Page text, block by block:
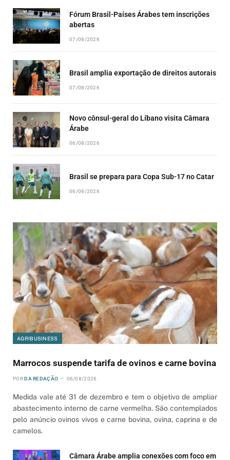
Fórum Brasil-Países Árabes tem inscrições
abertas
07/08/2026
Brasil amplia exportação de direitos autorais
07/08/2026
Novo cônsul-geral do Líbano visita Câmara
Árabe
06/08/2026
Brasil se prepara para Copa Sub-17 no Catar
06/08/2026
AGRIBUSINESS
Marrocos suspende tarifa de ovinos e carne bovina
POR DA REDAÇÃO 06/08/2026
Medida vale até 31 de dezembro e tem o objetivo de ampliar
abastecimento interno de carne vermelha. São contemplados
pelo anúncio ovinos vivos e carne bovina, ovina, caprina e de
camelos.
Câmara Árabe amplia conexões com foco em